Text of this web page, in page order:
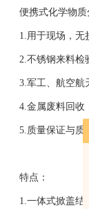
便携式化学物质
1.用于现场，无损
2.不锈钢来料检验
3.军工、航空航天
4.金属废料回收
5.质量保证与质
特点：
1.一体式掀盖结